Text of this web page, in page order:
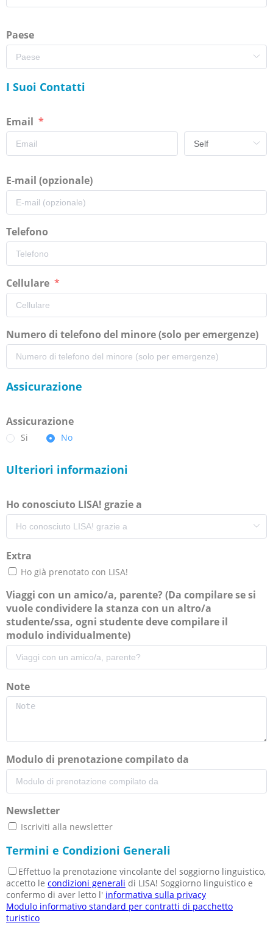
Paese
I Suoi Contatti
Email
E-mail (opzionale)
Telefono
Cellulare
Numero di telefono del minore (solo per emergenze)
Assicurazione
Assicurazione
Si No
Ulteriori informazioni
Ho conosciuto LISA! grazie a
Extra
Ho già prenotato con LISA!
Viaggi con un amico/a, parente? (Da compilare se si
vuole condividere la stanza con un altro/a
studente/ssa, ogni studente deve compilare il
modulo individualmente)
Note
Modulo di prenotazione compilato da
Newsletter
Iscriviti alla newsletter
Termini e Condizioni Generali
Effettuo la prenotazione vincolante del soggiorno linguistico,
accetto le condizioni generali di LISA! Soggiorno linguistico e
confermo di aver letto l' informativa sulla privacy
Modulo informativo standard per contratti di pacchetto
turistico